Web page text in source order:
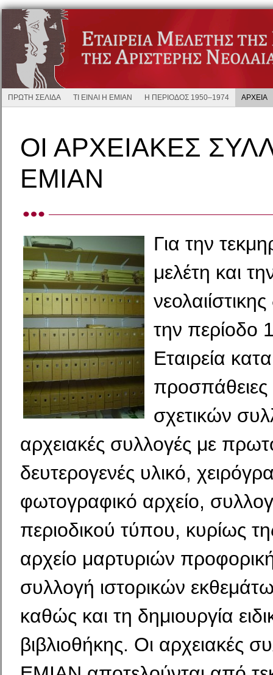
ΠΡΩΤΗ ΣΕΛΙΔΑ ΤΙ ΕΙΝΑΙ Η ΕΜΙΑΝ Η ΠΕΡΙΟΔΟΣ 1950–1974 ΑΡΧΕΙΑ
ΟΙ ΑΡΧΕΙΑΚΕΣ
ΕΜΙΑΝ
Για την
μελέτη και
την περίοδο
Εταιρεία
σχετικών
αρχειακές συλλογές με
δευτερογενές υλικό,
φωτογραφικό αρχείο,
περιοδικού τύπου, κυρίως
αρχείο μαρτυριών
συλλογή ιστορικών
καθώς και τη δημιουργία
βιβλιοθήκης. Οι αρχειακές